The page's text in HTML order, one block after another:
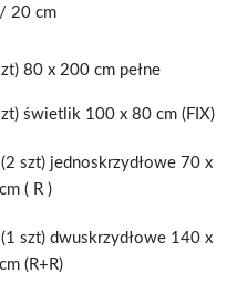
20 cm
80 x 200 cm pełne
świetlik 100 x 80 cm (FIX)
(2 szt) jednoskrzydłowe 70 x
( R )
(1 szt) dwuskrzydłowe 140 x
(R+R)